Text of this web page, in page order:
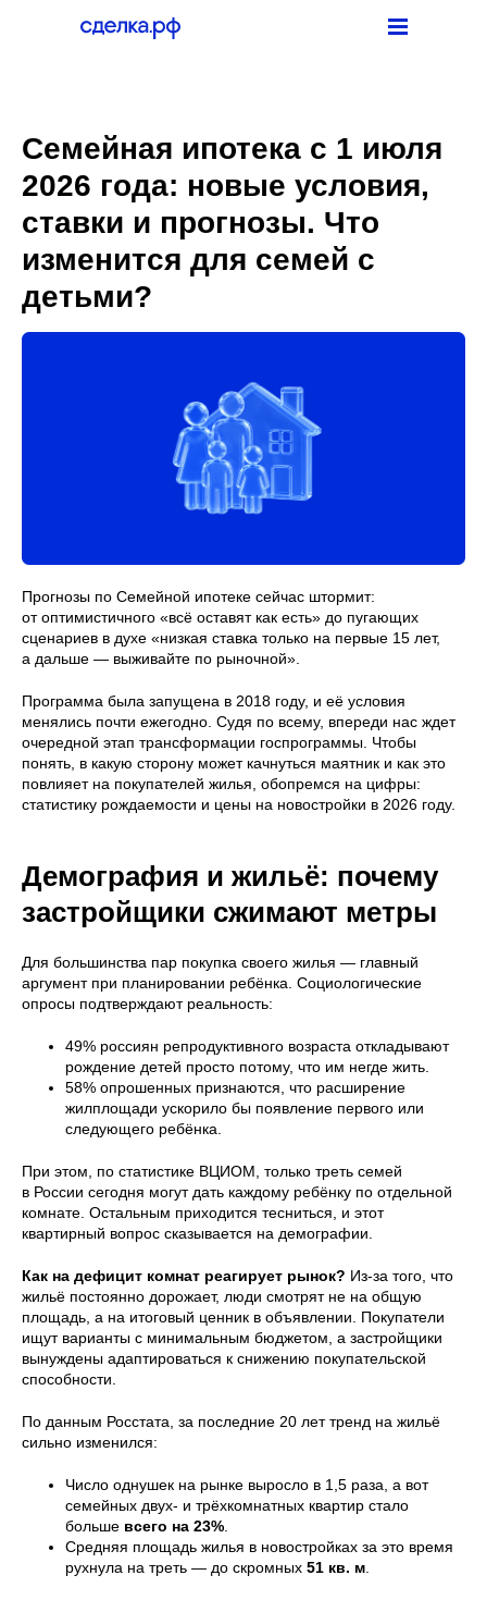
Семейная ипотека с 1 июля
2026 года: новые условия,
ставки и прогнозы. Что
изменится для семей с
детьми?
Прогнозы по Семейной ипотеке сейчас штормит:
от оптимистичного «всё оставят как есть» до пугающих
сценариев в духе «низкая ставка только на первые 15 лет,
а дальше — выживайте по рыночной».
Программа была запущена в 2018 году, и её условия
менялись почти ежегодно. Судя по всему, впереди нас ждет
очередной этап трансформации госпрограммы. Чтобы
понять, в какую сторону может качнуться маятник и как это
повлияет на покупателей жилья, обопремся на цифры:
статистику рождаемости и цены на новостройки в 2026 году.
Демография и жильё: почему
застройщики сжимают метры
Для большинства пар покупка своего жилья — главный
аргумент при планировании ребёнка. Социологические
опросы подтверждают реальность:
49% россиян репродуктивного возраста откладывают
рождение детей просто потому, что им негде жить.
58% опрошенных признаются, что расширение
жилплощади ускорило бы появление первого или
следующего ребёнка.
При этом, по статистике ВЦИОМ, только треть семей
в России сегодня могут дать каждому ребёнку по отдельной
комнате. Остальным приходится тесниться, и этот
квартирный вопрос сказывается на демографии.
Как на дефицит комнат реагирует рынок? Из-за того, что
жильё постоянно дорожает, люди смотрят не на общую
площадь, а на итоговый ценник в объявлении. Покупатели
ищут варианты с минимальным бюджетом, а застройщики
вынуждены адаптироваться к снижению покупательской
способности.
По данным Росстата, за последние 20 лет тренд на жильё
сильно изменился:
Число однушек на рынке выросло в 1,5 раза, а вот
семейных двух- и трёхкомнатных квартир стало
больше всего на 23%
Средняя площадь жилья в новостройках за это время
рухнула на треть — до скромных 51 кв. м